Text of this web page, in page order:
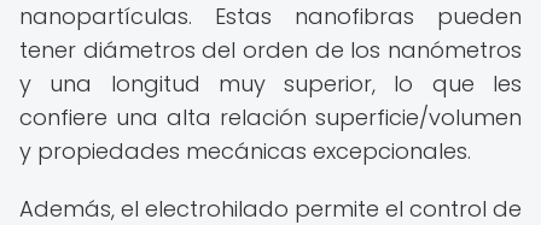
nanopartículas. Estas nanofibras pueden
tener diámetros del orden de los nanómetros
y una longitud muy superior, lo que les
confiere una alta relación superficie/volumen
y propiedades mecánicas excepcionales.
Además, el electrohilado permite el control de